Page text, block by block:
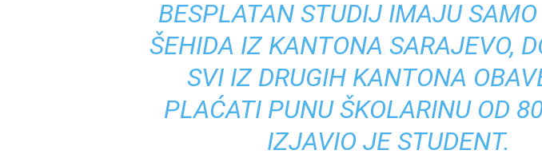
BESPLATAN STUDIJ IMAJU
ŠEHIDA IZ KANTONA SARAJEVO,
SVI IZ DRUGIH KANTONA
PLAĆATI PUNU ŠKOLARINU OD
IZJAVIO JE STUDENT.